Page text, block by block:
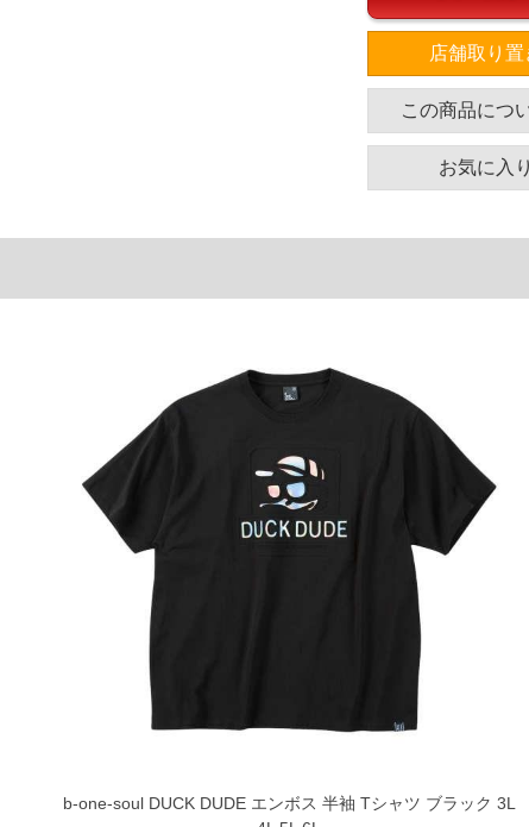
肩幅
60
62
ータ画面）によって、商品の色味が若干異なる場合がございます。予めご
※当店での掲載商品は、実店鋪と在庫を共用しておりますので店頭での売り
のお取り寄せ等により、お客様にご迷惑をお掛けしてしまう場合がございま
ことがない様最大限に努めておりますが、もしあった場合速やかにご連絡さ
で予めご了承ください。
※【ボトムの裾上げをご希望の場合】
裾上げ料金は500円+税となります。
備考欄に股下●cmとご記入下さい。（裾上げ無料対象商品は1本につき税込
が対象。1本5,999円以下の商品は有料（500円+税）となります。）
出荷まで約1週間～20日間程お時間を頂く場合がございます。
尚、裾上げした商品は返品・交換不可となりますので、予めご了承下さい。
一部、お直しに対応出来ない商品がございます。(例：裾にファスナーや調
いる、極端なデザインが施されている等)
※【返品交換について】
返品交換希望の方は、商品到着後1週間以内にご連絡ください。
下着(肌着)やワイシャツは商品の性質上、返品交換不可とさせて頂いており
店舗取り
この商品につ
お気に入
b-one-soul DUCK DUDE エンボス 半袖 Tシャツ ブラック 3L